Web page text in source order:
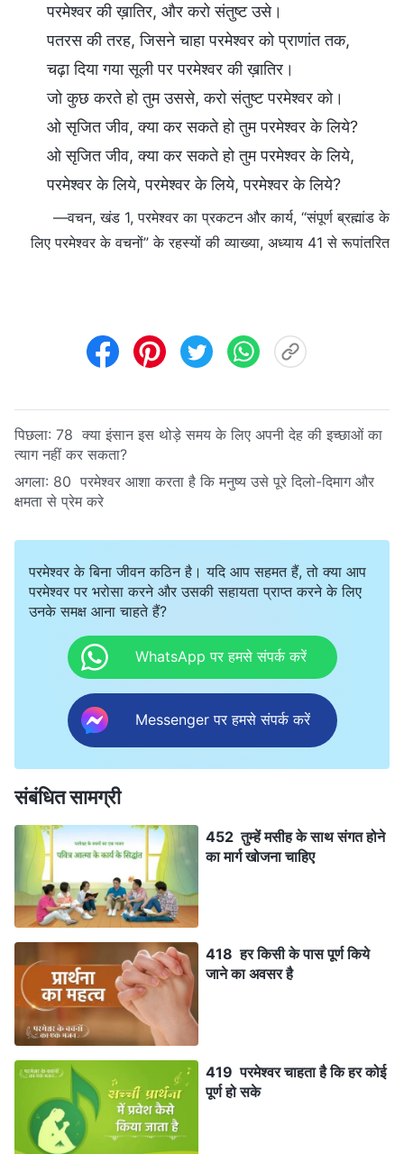
परमेश्वर की ख़ातिर, और करो संतुष्ट उसे।
पतरस की तरह, जिसने चाहा परमेश्वर को प्राणांत तक,
चढ़ा दिया गया सूली पर परमेश्वर की ख़ातिर।
जो कुछ करते हो तुम उससे, करो संतुष्ट परमेश्वर को।
ओ सृजित जीव, क्या कर सकते हो तुम परमेश्वर के लिये?
ओ सृजित जीव, क्या कर सकते हो तुम परमेश्वर के लिये,
परमेश्वर के लिये, परमेश्वर के लिये, परमेश्वर के लिये?
—वचन, खंड 1, परमेश्वर का प्रकटन और कार्य, “संपूर्ण ब्रह्मांड के
लिए परमेश्वर के वचनों” के रहस्यों की व्याख्या, अध्याय 41 से रूपांतरित
पिछला: 78 क्या इंसान इस थोड़े समय के लिए अपनी देह की इच्छाओं का
त्याग नहीं कर सकता?
अगला: 80 परमेश्वर आशा करता है कि मनुष्य उसे पूरे दिलो-दिमाग और
क्षमता से प्रेम करे
परमेश्वर के बिना जीवन कठिन है। यदि आप सहमत हैं, तो क्या आप
परमेश्वर पर भरोसा करने और उसकी सहायता प्राप्त करने के लिए
उनके समक्ष आना चाहते हैं?
WhatsApp पर हमसे संपर्क करें
Messenger पर हमसे संपर्क करें
संबंधित सामग्री
452 तुम्हें मसीह के साथ संगत होने
का मार्ग खोजना चाहिए
418 हर किसी के पास पूर्ण किये
जाने का अवसर है
419 परमेश्वर चाहता है कि हर कोई
पूर्ण हो सके